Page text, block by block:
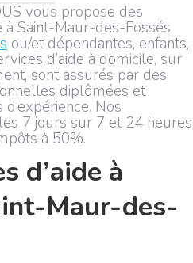
vous propose des
à Saint-Maur-des-Fossés
ou/et dépendantes, enfants,
d’aide à domicile, sur
sont assurés par des
diplômées et
Nos
7 jours sur 7 et 24 heures
à 50%.
d’aide à
Maur-des-